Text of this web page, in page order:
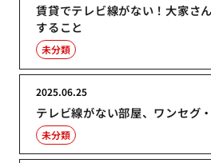
賃貸でテレビ線がない！大家さ
すること
未分類
テレビ線がない部屋、ワンセグ
2025.06.25
未分類